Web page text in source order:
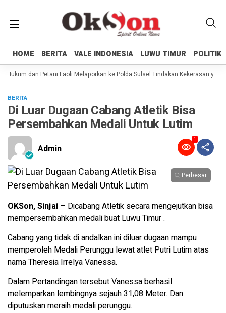
HOME BERITA VALE INDONESIA LUWU TIMUR POLITIK
HOME BERITA VALE INDONESIA LUWU TIMUR POLITIK
Hukum dan Petani Laoli Melaporkan ke Polda Sulsel Tindakan Kekerasan
BERITA
Di Luar Dugaan Cabang Atletik Bisa
Persembahkan Medali Untuk Lutim
Admin
1
Perbesar
OKSon, Sinjai – Dicabang Atletik secara mengejutkan bisa
mempersembahkan medali buat Luwu Timur .
Cabang yang tidak di andalkan ini diluar dugaan mampu
memperoleh Medali Perunggu lewat atlet Putri Lutim atas
nama Theresia Irrelya Vanessa.
Dalam Pertandingan tersebut Vanessa berhasil
melemparkan lembingnya sejauh 31,08 Meter. Dan
diputuskan meraih medali perunggu.